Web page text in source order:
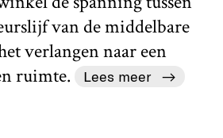
van de middelbare
verlangen naar een
ruimte.
Lees meer